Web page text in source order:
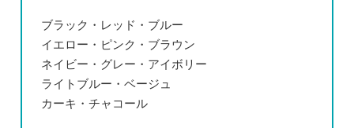
ブラック・レッド・ブルー
イエロー・ピンク・ブラウン
ネイビー・グレー・アイボリー
ライトブルー・ベージュ
カーキ・チャコール